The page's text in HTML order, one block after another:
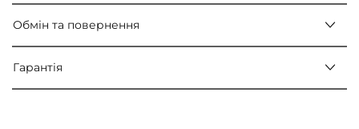
Обмін та повернення
Гарантія